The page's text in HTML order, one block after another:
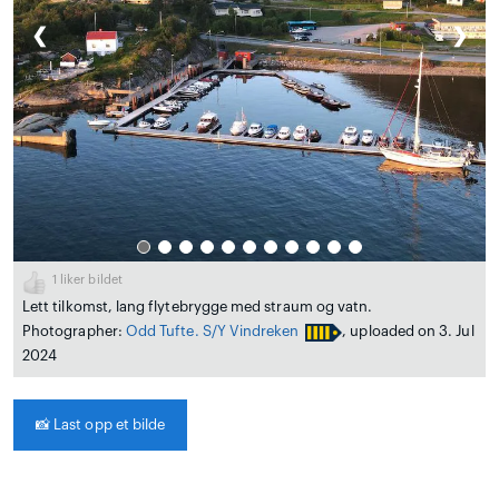
❮ ❯
1 liker bildet
Lett tilkomst, lang flytebrygge med straum og vatn.
Photographer: Odd Tufte. S/Y Vindreken
, uploaded on 3. Jul
2024
📸 Last opp et bilde